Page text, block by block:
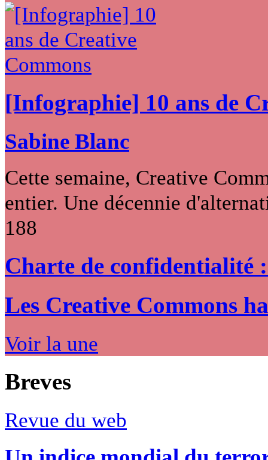
[Infographie] 10 ans de
Sabine Blanc
Cette semaine, Creative
entier. Une décennie
188
Charte de confidentialité
Les Creative Commons
Voir la une
Breves
Revue du web